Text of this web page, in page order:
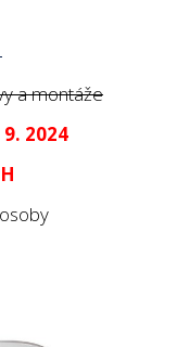
a montáže
2024